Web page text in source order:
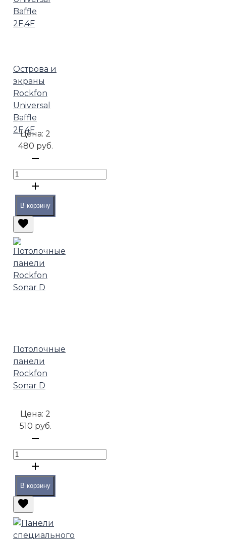
Острова и
экраны
Rockfon
Universal
Baffle
2F,4F
Цена:2
480 руб.
В корзину
Потолочные
панели
Rockfon
Sonar D
Цена:2
510 руб.
В корзину